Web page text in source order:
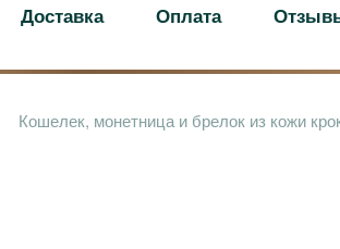
Доставка Оплата
Кошелек, монетница и брелок из кожи